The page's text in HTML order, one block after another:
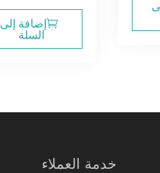
إضافة إلى
السلة
خدمة العملاء